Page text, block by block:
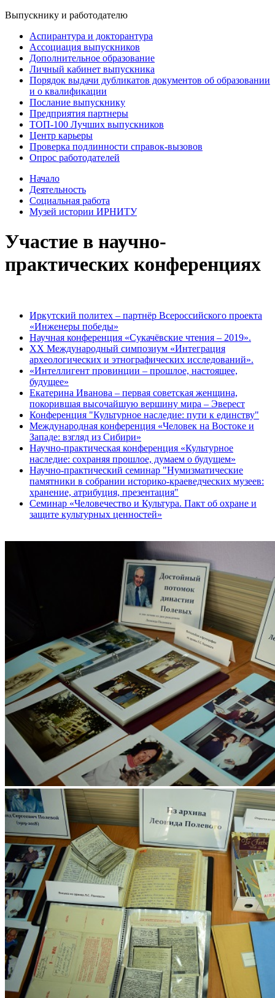
Выпускнику и работодателю
Аспирантура и докторантура
Ассоциация выпускников
Дополнительное образование
Личный кабинет выпускника
Порядок выдачи дубликатов документов об образовании
и о квалификации
Послание выпускнику
Предприятия партнеры
ТОП-100 Лучших выпускников
Центр карьеры
Проверка подлинности справок-вызовов
Опрос работодателей
Начало
Деятельность
Социальная работа
Музей истории ИРНИТУ
Участие в научно-
практических конференциях
Иркутский политех – партнёр Всероссийского проекта
«Инженеры победы»
Научная конференция «Сукачёвские чтения – 2019».
XX Международный симпозиум «Интеграция
археологических и этнографических исследований».
«Интеллигент провинции – прошлое, настоящее,
будущее»
Екатерина Иванова – первая советская женщина,
покорившая высочайшую вершину мира – Эверест
Конференция "Культурное наследие: пути к единству"
Международная конференция «Человек на Востоке и
Западе: взгляд из Сибири»
Научно-практическая конференция «Культурное
наследие: сохраняя прошлое, думаем о будущем»
Научно-практический семинар "Нумизматические
памятники в собрании историко-краеведческих музеев:
хранение, атрибуция, презентация"
Семинар «Человечество и Культура. Пакт об охране и
защите культурных ценностей»